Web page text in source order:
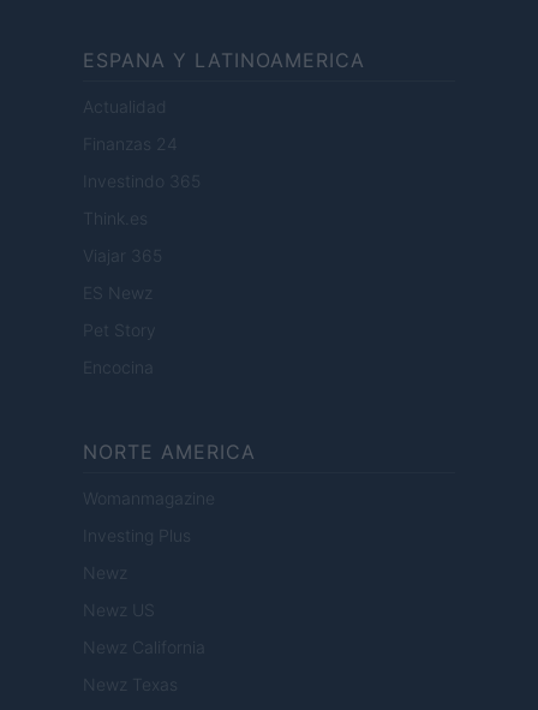
ESPANA Y LATINOAMERICA
Actualidad
Finanzas 24
Investindo 365
Think.es
Viajar 365
ES Newz
Pet Story
Encocina
NORTE AMERICA
Womanmagazine
Investing Plus
Newz
Newz US
Newz California
Newz Texas